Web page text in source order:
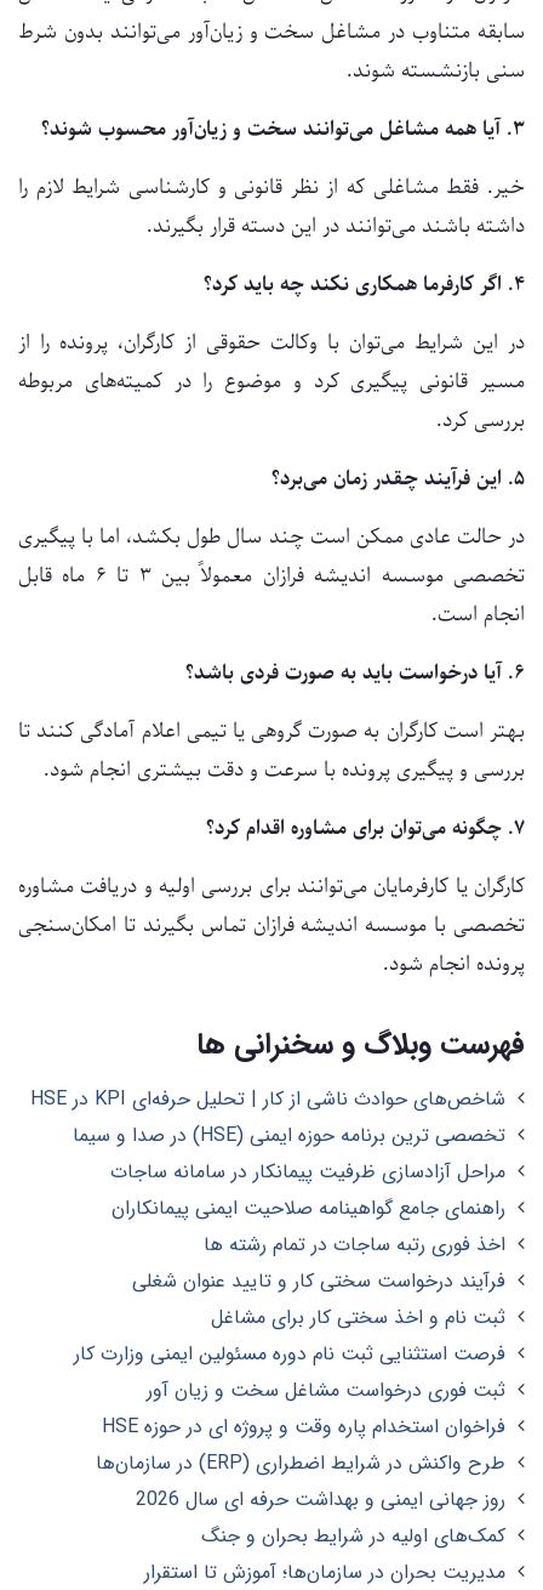
سابقه متناوب در مشاغل سخت و زیان‌آور می‌توانند بدون شرط
سنی بازنشسته شوند.
۳. آیا همه مشاغل می‌توانند سخت و زیان‌آور محسوب شوند؟
خیر. فقط مشاغلی که از نظر قانونی و کارشناسی شرایط لازم را
داشته باشند می‌توانند در این دسته قرار بگیرند.
۴. اگر کارفرما همکاری نکند چه باید کرد؟
در این شرایط می‌توان با وکالت حقوقی از کارگران، پرونده را از
مسیر قانونی پیگیری کرد و موضوع را در کمیته‌های مربوطه
بررسی کرد.
۵. این فرآیند چقدر زمان می‌برد؟
در حالت عادی ممکن است چند سال طول بکشد، اما با پیگیری
تخصصی موسسه اندیشه فرازان معمولاً بین ۳ تا ۶ ماه قابل
انجام است.
۶. آیا درخواست باید به صورت فردی باشد؟
بهتر است کارگران به صورت گروهی یا تیمی اعلام آمادگی کنند تا
بررسی و پیگیری پرونده با سرعت و دقت بیشتری انجام شود.
۷. چگونه می‌توان برای مشاوره اقدام کرد؟
کارگران یا کارفرمایان می‌توانند برای بررسی اولیه و دریافت مشاوره
تخصصی با موسسه اندیشه فرازان تماس بگیرند تا امکان‌سنجی
پرونده انجام شود.
فهرست وبلاگ و سخنرانی ها
شاخص‌های حوادث ناشی از کار | تحلیل حرفه‌ای KPI در HSE
تخصصی ترین برنامه حوزه ایمنی (HSE) در صدا و سیما
مراحل آزادسازی ظرفیت پیمانکار در سامانه ساجات
راهنمای جامع گواهینامه صلاحیت ایمنی پیمانکاران
اخذ فوری رتبه ساجات در تمام رشته ها
فرآیند درخواست سختی کار و تایید عنوان شغلی
ثبت نام و اخذ سختی کار برای مشاغل
فرصت استثنایی ثبت نام دوره مسئولین ایمنی وزارت کار
ثبت فوری درخواست مشاغل سخت و زیان آور
فراخوان استخدام پاره وقت و پروژه ای در حوزه HSE
طرح واکنش در شرایط اضطراری (ERP) در سازمان‌ها
روز جهانی ایمنی و بهداشت حرفه ای سال 2026
کمک‌های اولیه در شرایط بحران و جنگ
مدیریت بحران در سازمان‌ها؛ آموزش تا استقرار